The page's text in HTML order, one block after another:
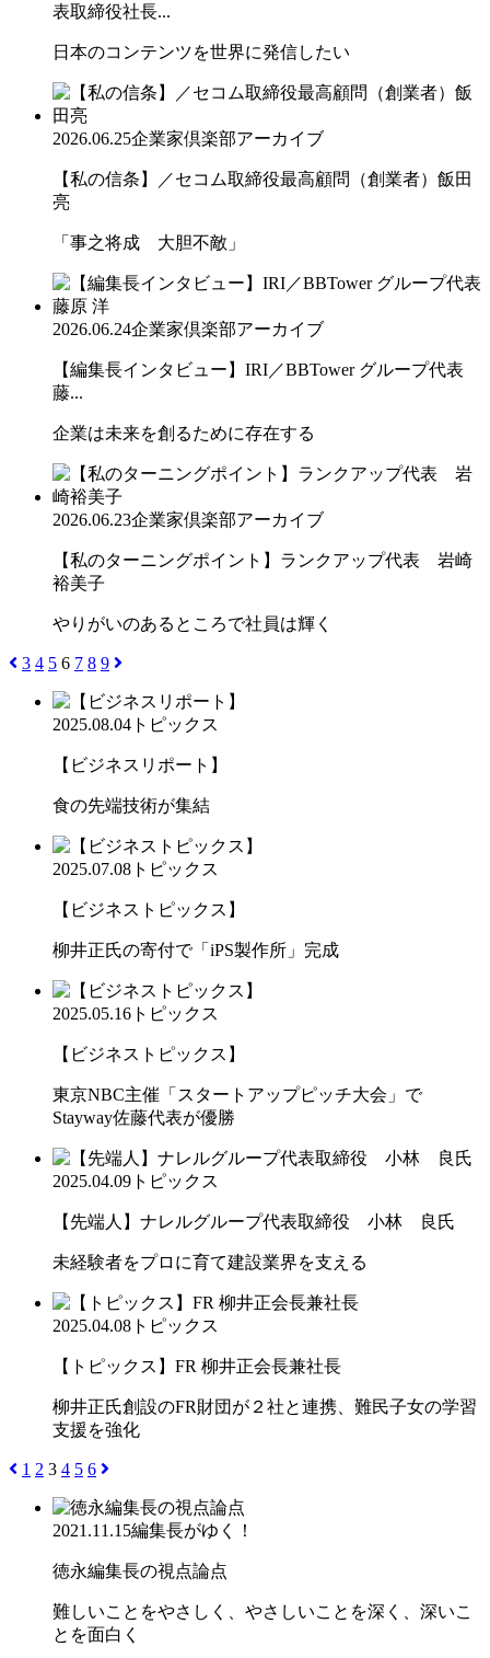
表取締役社長...
日本のコンテンツを世界に発信したい
2026.06.25企業家倶楽部アーカイブ
【私の信条】／セコム取締役最高顧問（創業者）飯田
亮
「事之将成 大胆不敵」
2026.06.24企業家倶楽部アーカイブ
【編集長インタビュー】IRI／BBTower グループ代表
藤...
企業は未来を創るために存在する
2026.06.23企業家倶楽部アーカイブ
【私のターニングポイント】ランクアップ代表 岩崎
裕美子
やりがいのあるところで社員は輝く
3 4 5 6 7 8 9
2025.08.04 トピックス
【ビジネスリポート】
食の先端技術が集結
2025.07.08 トピックス
【ビジネストピックス】
柳井正氏の寄付で「iPS製作所」完成
2025.05.16 トピックス
【ビジネストピックス】
東京NBC主催「スタートアップピッチ大会」で
Stayway佐藤代表が優勝
2025.04.09 トピックス
【先端人】ナレルグループ代表取締役 小林 良氏
未経験者をプロに育て建設業界を支える
2025.04.08 トピックス
【トピックス】FR 柳井正会長兼社長
柳井正氏創設のFR財団が２社と連携、難民子女の学習
支援を強化
1 2 3 4 5 6
2021.11.15編集長がゆく！
徳永編集長の視点論点
難しいことをやさしく、やさしいことを深く、深いこ
とを面白く